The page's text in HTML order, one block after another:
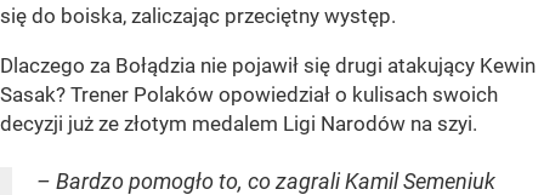
się do boiska, zaliczając przeciętny występ.
Dlaczego za Bołądzia nie pojawił się drugi atakujący Kewin
Sasak? Trener Polaków opowiedział o kulisach swoich
decyzji już ze złotym medalem Ligi Narodów na szyi.
– Bardzo pomogło to, co zagrali Kamil Semeniuk